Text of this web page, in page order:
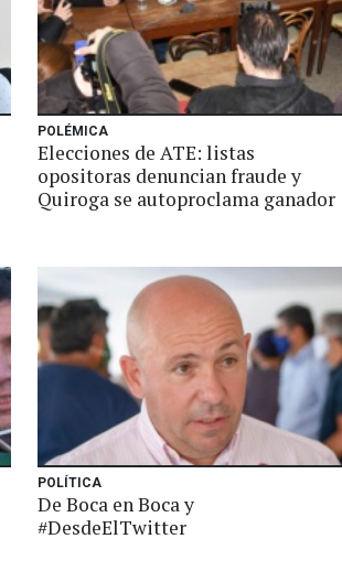
POLÉMICA
Elecciones de ATE: listas
opositoras denuncian fraude y
Quiroga se autoproclama ganador
POLÍTICA
De Boca en Boca y
#DesdeElTwitter